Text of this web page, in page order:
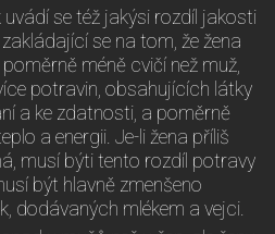
se též jakýsi rozdíl jakosti
se na tom, že žena
méně cvičí než muž,
potravin, obsahujících látky
a ke zdatnosti, a poměrně
a energii. Je-li žena příliš
musí býti tento rozdíl potravy
být hlavně zmenšeno
dodávaných mlékem a vejci.